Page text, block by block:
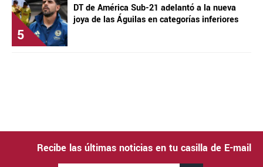
5
DT de América Sub-21 adelantó a la nueva
joya de las Águilas en categorías inferiores
Recibe las últimas noticias en tu casilla de E-mail